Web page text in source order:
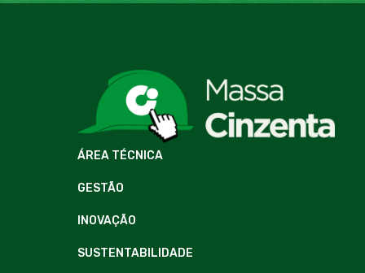
ÁREA TÉCNICA
GESTÃO
INOVAÇÃO
SUSTENTABILIDADE